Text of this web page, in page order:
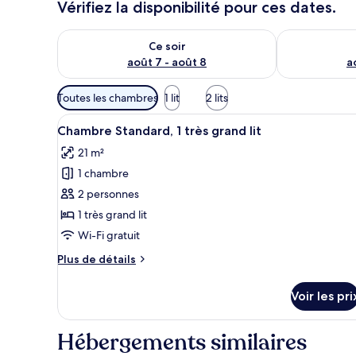
Vérifiez la disponibilité pour ces dates.
Ce soir
août 7 - août 8
Vérifier la disponibilité pour ce soir août 7 - août 8
Vérifier la
Filtres
disponibles
pour
les
chambres
Toutes les chambres 1 lit 2 lits
Afficher
toutes
les
photos
pour
ce
type
chambre :
très
10
Chambre Standard, 1 très grand lit
21 m²
1 chambre
2 personnes
1 très grand lit
Wi-Fi gratuit
Plus de détails
Plus
le
type
de
Voir les
Hébergements similaires